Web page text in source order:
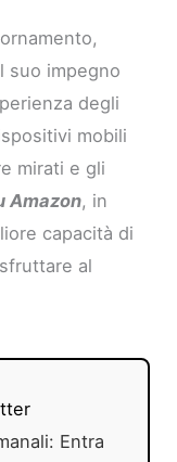
suo impegno
degli
mobili
mirati e gli
Amazon, in
capacità di
al
Entra